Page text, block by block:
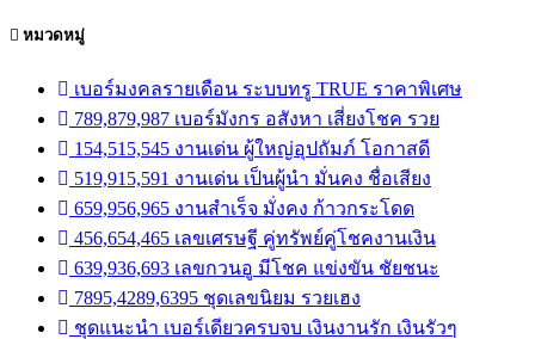
หมวดหมู่
เบอร์มงคลรายเดือน ระบบทรู TRUE ราคาพิเศษ
789,879,987 เบอร์มังกร อสังหา เสี่ยงโชค รวย
154,515,545 งานเด่น ผู้ใหญ่อุปถัมภ์ โอกาสดี
519,915,591 งานเด่น เป็นผู้นำ มั่นคง ชื่อเสียง
659,956,965 งานสำเร็จ มั่งคง ก้าวกระโดด
456,654,465 เลขเศรษฐี คู่ทรัพย์คู่โชคงานเงิน
639,936,693 เลขกวนอู มีโชค แข่งขัน ชัยชนะ
7895,4289,6395 ชุดเลขนิยม รวยเฮง
ชุดแนะนำ เบอร์เดียวครบจบ เงินงานรัก เงินรัวๆ